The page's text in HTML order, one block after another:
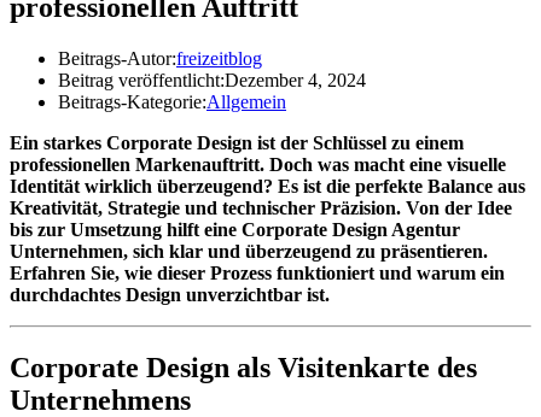
professionellen Auftritt
Beitrags-Autor:freizeitblog
Beitrag veröffentlicht:Dezember 4, 2024
Beitrags-Kategorie:Allgemein
Ein starkes Corporate Design ist der Schlüssel zu einem
professionellen Markenauftritt. Doch was macht eine visuelle
Identität wirklich überzeugend? Es ist die perfekte Balance aus
Kreativität, Strategie und technischer Präzision. Von der Idee
bis zur Umsetzung hilft eine Corporate Design Agentur
Unternehmen, sich klar und überzeugend zu präsentieren.
Erfahren Sie, wie dieser Prozess funktioniert und warum ein
durchdachtes Design unverzichtbar ist.
Corporate Design als Visitenkarte des
Unternehmens